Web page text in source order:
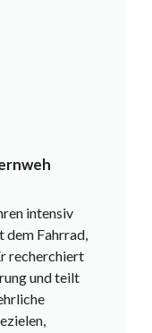
intensiv
dem Fahrrad,
recherchiert
und teilt